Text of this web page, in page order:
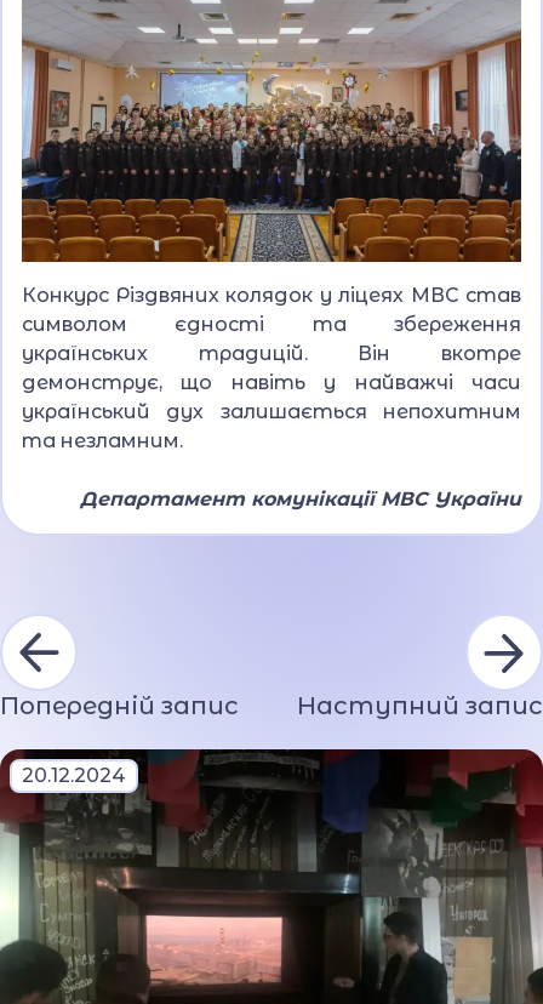
Конкурс Різдвяних колядок у ліцеях МВС став
символом єдності та збереження
українських традицій. Він вкотре
демонструє, що навіть у найважчі часи
український дух залишається непохитним
та незламним.
Департамент комунікації МВС України
Попередній запис Наступний запис
20.12.2024